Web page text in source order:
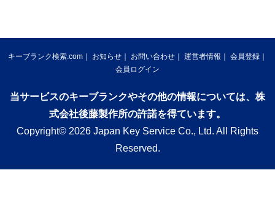
キーブランク検索.com お知らせ お問い合わせ 運営者情報
会員登録
会員ログイン
当サービスのキーブランクやその他の情報については、株
式会社後藤製作所の許諾を得ています。
Copyright© 2026 Japan Key Service Co., Ltd. All Rights
Reserved.